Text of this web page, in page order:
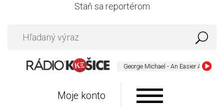
Staň sa reportérom
George Michael - An Easier Affair
Moje konto